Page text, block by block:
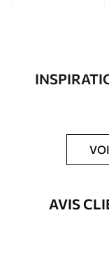
MatériauxAVIS